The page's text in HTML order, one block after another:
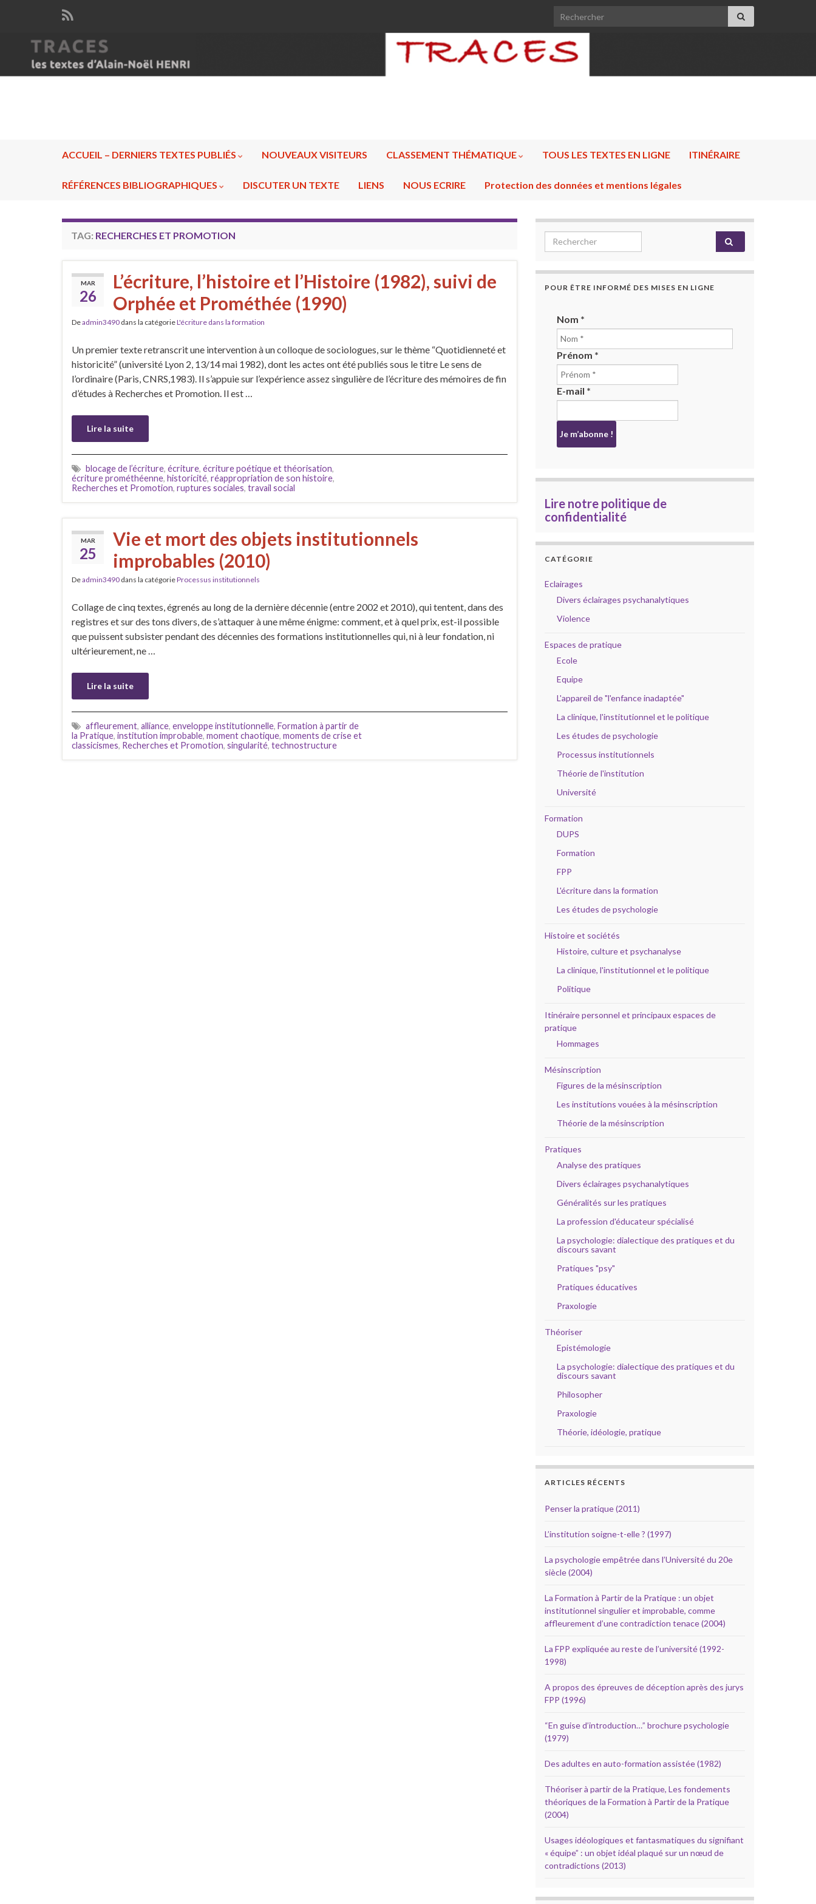
Search for:
ACCUEIL – DERNIERS TEXTES PUBLIÉS NOUVEAUX VISITEURS CLASSEMENT THÉMATIQUE TOUS LES TEXTES EN LIGNE ITINÉRAIRE
RÉFÉRENCES BIBLIOGRAPHIQUES DISCUTER UN TEXTE LIENS NOUS ECRIRE Protection des données et mentions légales
TAG: RECHERCHES ET PROMOTION
MAR
26
L’écriture, l’histoire et l’Histoire (1982), suivi de
Orphée et Prométhée (1990)
Deadmin3490 dans la catégorieL'écriture dans la formation
Un premier texte retranscrit une intervention à un colloque de sociologues, sur le thème “Quotidienneté et
historicité” (université Lyon 2, 13/14 mai 1982), dont les actes ont été publiés sous le titre Le sens de
l’ordinaire (Paris, CNRS,1983). Il s’appuie sur l’expérience assez singulière de l’écriture des mémoires de fin
d’études à Recherches et Promotion. Il est …
Lire la suite
blocage de l’écriture, écriture, écriture poétique et théorisation,
écriture prométhéenne, historicité, réappropriation de son histoire,
Recherches et Promotion, ruptures sociales, travail social
MAR
25
Vie et mort des objets institutionnels
improbables (2010)
Deadmin3490 dans la catégorieProcessus institutionnels
Collage de cinq textes, égrenés au long de la dernière décennie (entre 2002 et 2010), qui tentent, dans des
registres et sur des tons divers, de s’attaquer à une même énigme: comment, et à quel prix, est-il possible
que puissent subsister pendant des décennies des formations institutionnelles qui, ni à leur fondation, ni
ultérieurement, ne …
Lire la suite
affleurement, alliance, enveloppe institutionnelle, Formation à partir de
la Pratique, institution improbable, moment chaotique, moments de crise et
classicismes, Recherches et Promotion, singularité, technostructure
Search for:
POUR ÊTRE INFORMÉ DES MISES EN LIGNE
Nom *
Prénom *
E-mail *
Lire notre politique de
confidentialité
CATÉGORIE
Eclairages
Divers éclairages psychanalytiques
Violence
Espaces de pratique
Ecole
Equipe
L'appareil de "l'enfance inadaptée"
La clinique, l'institutionnel et le politique
Les études de psychologie
Processus institutionnels
Théorie de l'institution
Université
Formation
DUPS
Formation
FPP
L'écriture dans la formation
Les études de psychologie
Histoire et sociétés
Histoire, culture et psychanalyse
La clinique, l'institutionnel et le politique
Politique
Itinéraire personnel et principaux espaces de
pratique
Hommages
Mésinscription
Figures de la mésinscription
Les institutions vouées à la mésinscription
Théorie de la mésinscription
Pratiques
Analyse des pratiques
Divers éclairages psychanalytiques
Généralités sur les pratiques
La profession d'éducateur spécialisé
La psychologie: dialectique des pratiques et du
discours savant
Pratiques "psy"
Pratiques éducatives
Praxologie
Théoriser
Epistémologie
La psychologie: dialectique des pratiques et du
discours savant
Philosopher
Praxologie
Théorie, idéologie, pratique
ARTICLES RÉCENTS
Penser la pratique (2011)
L’institution soigne-t-elle ? (1997)
La psychologie empêtrée dans l’Université du 20e
siècle (2004)
La Formation à Partir de la Pratique : un objet
institutionnel singulier et improbable, comme
affleurement d’une contradiction tenace (2004)
La FPP expliquée au reste de l’université (1992-
1998)
A propos des épreuves de déception après des jurys
FPP (1996)
“En guise d’introduction…” brochure psychologie
(1979)
Des adultes en auto-formation assistée (1982)
Théoriser à partir de la Pratique, Les fondements
théoriques de la Formation à Partir de la Pratique
(2004)
Usages idéologiques et fantasmatiques du signifiant
« équipe” : un objet idéal plaqué sur un nœud de
contradictions (2013)